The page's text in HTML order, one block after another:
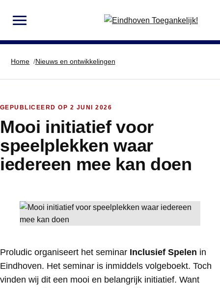
MENU
Home Nieuws en ontwikkelingen
GEPUBLICEERD OP 2 JUNI 2026
Mooi initiatief voor
speelplekken waar
iedereen mee kan doen
Proludic organiseert het seminar Inclusief Spelen in
Eindhoven. Het seminar is inmiddels volgeboekt. Toch
vinden wij dit een mooi en belangrijk initiatief. Want